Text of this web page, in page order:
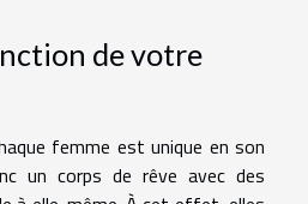
de votre
femme est unique en son
un corps de rêve avec des